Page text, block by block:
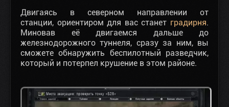
Двигаясь в северном направлении от
станции, ориентиром для вас станет градирня.
Миновав её двигаемся дальше до
железнодорожного туннеля, сразу за ним, вы
сможете обнаружить беспилотный разведчик,
который и потерпел крушение в этом районе.